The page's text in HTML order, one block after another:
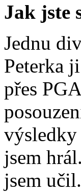
Jak jste
Jednu
Peterka
přes
výsledky
jsem
jsem učil.